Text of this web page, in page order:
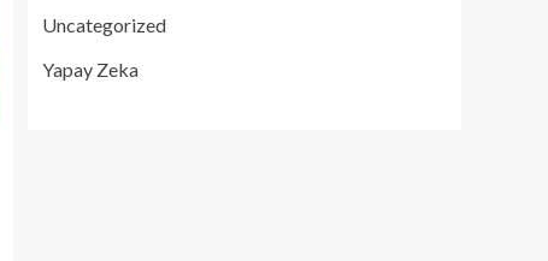
Uncategorized
Yapay Zeka